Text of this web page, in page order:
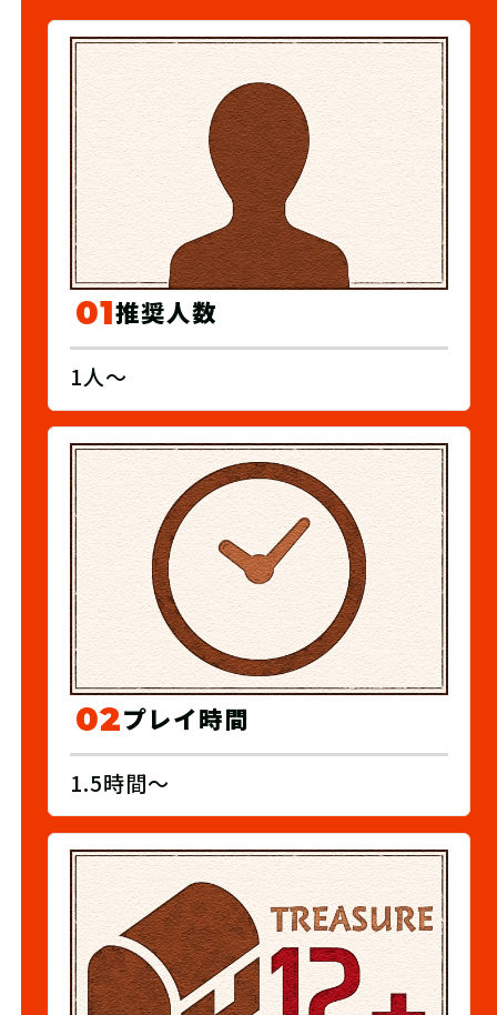
01推奨人数
1人〜
02プレイ時間
1.5時間～